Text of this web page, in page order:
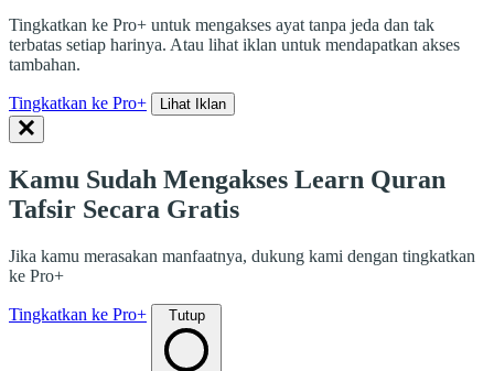
Tingkatkan ke Pro+ untuk mengakses ayat tanpa jeda dan tak
terbatas setiap harinya. Atau lihat iklan untuk mendapatkan akses
tambahan.
Tingkatkan ke Pro+ Lihat Iklan
Kamu Sudah Mengakses Learn Quran
Tafsir Secara Gratis
Jika kamu merasakan manfaatnya, dukung kami dengan tingkatkan
ke Pro+
Tingkatkan ke Pro+ Tutup